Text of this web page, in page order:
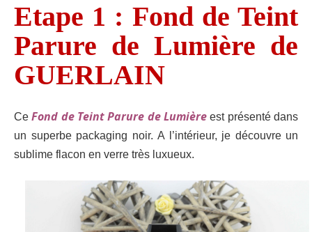
Etape 1 : Fond de Teint
Parure de Lumière de
GUERLAIN
CeFond de Teint Parure de Lumière est présenté dans
un superbe packaging noir. A l’intérieur, je découvre un
sublime flacon en verre très luxueux.